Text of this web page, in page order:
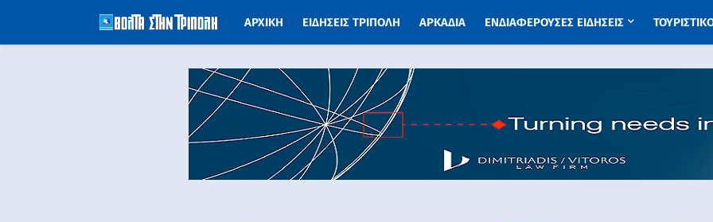
ΑΡΧΙΚΗ ΕΙΔΗΣΕΙΣ ΤΡΙΠΟΛΗ ΑΡΚΑΔΙΑ ΕΝΔΙΑΦΕΡΟΥΣΕΣ ΕΙΔΗΣΕΙΣ